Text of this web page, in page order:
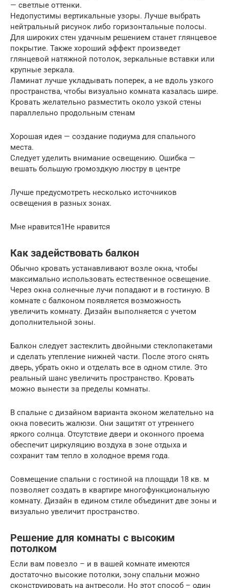
— светлые оттенки.
Недопустимы вертикальные узоры. Лучше выбрать
нейтральный рисунок либо горизонтальные полосы.
Для широких стен удачным решением станет глянцевое
покрытие. Также хороший эффект произведет
глянцевой натяжной потолок, зеркальные вставки или
крупные зеркала.
Ламинат лучше укладывать поперек, а не вдоль узкого
пространства, чтобы визуально комната казалась шире.
Кровать желательно разместить около узкой стены
параллельно продольным стенам
Хорошая идея — создание подиума для спального
места.
Следует уделить внимание освещению. Ошибка —
вешать большую громоздкую люстру в центре
Лучше предусмотреть несколько источников
освещения в разных зонах.
Мне нравится1Не нравится
Как задействовать балкон
Обычно кровать устанавливают возле окна, чтобы
максимально использовать естественное освещение.
Через окна солнечные лучи попадают и в гостиную. В
комнате с балконом появляется возможность
увеличить комнату. Дизайн выполняется с учетом
дополнительной зоны.
Балкон следует застеклить двойными стеклопакетами
и сделать утепление нижней части. После этого снять
дверь, убрать окно и отделать все в одном стиле. Это
реальный шанс увеличить пространство. Кровать
можно вынести за пределы комнаты.
В спальне с дизайном варианта эконом желательно на
окна повесить жалюзи. Они защитят от утреннего
яркого солнца. Отсутствие двери и оконного проема
обеспечит циркуляцию воздуха в зоне отдыха и
сохранит там тепло в холодное время года.
Совмещение спальни с гостиной на площади 18 кв. м
позволяет создать в квартире многофункциональную
комнату. Дизайн в едином стиле объединит две зоны и
визуально увеличит пространство.
Решение для комнаты с высоким
потолком
Если вам повезло – и в вашей комнате имеются
достаточно высокие потолки, зону спальни можно
сконструировать на антресоли. Но этот способ – один